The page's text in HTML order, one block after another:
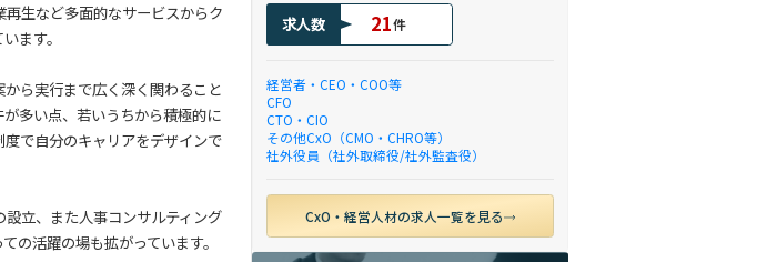
生など多面的なサービスからク
ます。
ら実行まで広く深く関わること
多い点、若いうちから積極的に
で自分のキャリアをデザインで
立、また人事コンサルティング
の活躍の場も拡がっています。
求人数 21件
経営者・CEO・COO等
CFO
CTO・CIO
その他CxO（CMO・CHRO等）
社外役員（社外取締役/社外監査役）
CxO・経営人材の求人一覧を見る